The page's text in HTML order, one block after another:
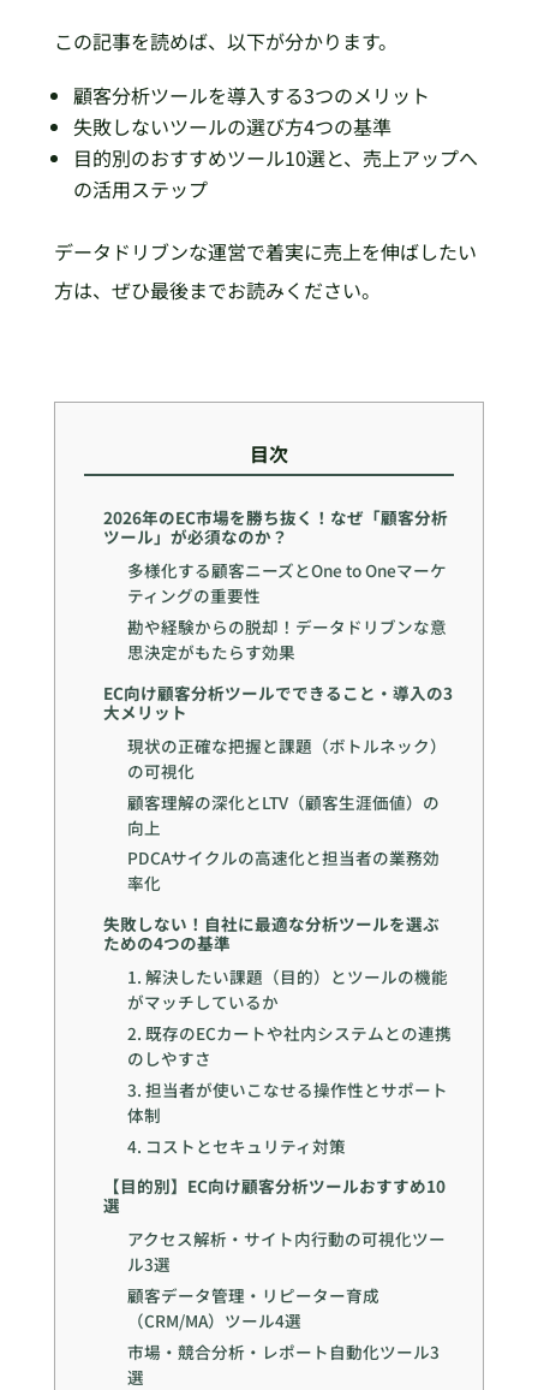
この記事を読めば、以下が分かります。
顧客分析ツールを導入する3つのメリット
失敗しないツールの選び方4つの基準
目的別のおすすめツール10選と、売上アップへ
の活用ステップ
データドリブンな運営で着実に売上を伸ばしたい
方は、ぜひ最後までお読みください。
目次
2026年のEC市場を勝ち抜く！なぜ「顧客分析
ツール」が必須なのか？
多様化する顧客ニーズとOne to Oneマーケ
ティングの重要性
勘や経験からの脱却！データドリブンな意
思決定がもたらす効果
EC向け顧客分析ツールでできること・導入の3
大メリット
現状の正確な把握と課題（ボトルネック）
の可視化
顧客理解の深化とLTV（顧客生涯価値）の
向上
PDCAサイクルの高速化と担当者の業務効
率化
失敗しない！自社に最適な分析ツールを選ぶ
ための4つの基準
1. 解決したい課題（目的）とツールの機能
がマッチしているか
2. 既存のECカートや社内システムとの連携
のしやすさ
3. 担当者が使いこなせる操作性とサポート
体制
4. コストとセキュリティ対策
【目的別】EC向け顧客分析ツールおすすめ10
選
アクセス解析・サイト内行動の可視化ツー
ル3選
顧客データ管理・リピーター育成
（CRM/MA）ツール4選
市場・競合分析・レポート自動化ツール3
選